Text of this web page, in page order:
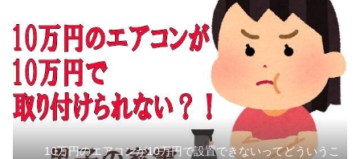
10万円のエアコンが10万円で設置できないってどういうこ